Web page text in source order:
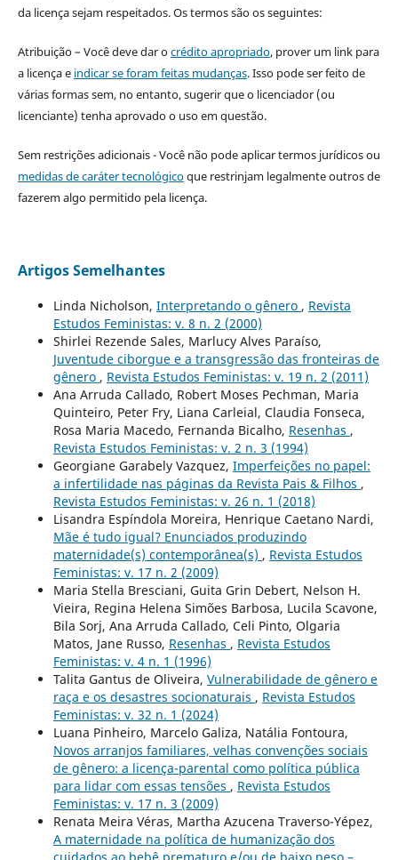
da licença sejam respeitados. Os termos são os seguintes:
Atribuição – Você deve dar ocrédito apropriado, prover um link para
a licença e indicar se foram feitas mudanças. Isso pode ser feito de
várias formas sem, no entanto, sugerir que o licenciador (ou
licenciante) tenha aprovado o uso em questão.
Sem restrições adicionais - Você não pode aplicar termos jurídicos ou
medidas de caráter tecnológicoque restrinjam legalmente outros de
fazerem algo permitido pela licença.
Artigos Semelhantes
Linda Nicholson, Interpretando o gênero , Revista
Estudos Feministas: v. 8 n. 2 (2000)
Shirlei Rezende Sales, Marlucy Alves Paraíso,
Juventude ciborgue e a transgressão das fronteiras de
gênero , Revista Estudos Feministas: v. 19 n. 2 (2011)
Ana Arruda Callado, Robert Moses Pechman, Maria
Quinteiro, Peter Fry, Liana Carleial, Claudia Fonseca,
Rosa Maria Macedo, Fernanda Bicalho, Resenhas ,
Revista Estudos Feministas: v. 2 n. 3 (1994)
Georgiane Garabely Vazquez, Imperfeições no papel:
a infertilidade nas páginas da Revista Pais & Filhos ,
Revista Estudos Feministas: v. 26 n. 1 (2018)
Lisandra Espíndola Moreira, Henrique Caetano Nardi,
Mãe é tudo igual? Enunciados produzindo
maternidade(s) contemporânea(s) , Revista Estudos
Feministas: v. 17 n. 2 (2009)
Maria Stella Bresciani, Guita Grin Debert, Nelson H.
Vieira, Regina Helena Simões Barbosa, Lucila Scavone,
Bila Sorj, Ana Arruda Callado, Celi Pinto, Olgaria
Matos, Jane Russo, Resenhas , Revista Estudos
Feministas: v. 4 n. 1 (1996)
Talita Gantus de Oliveira, Vulnerabilidade de gênero e
raça e os desastres socionaturais , Revista Estudos
Feministas: v. 32 n. 1 (2024)
Luana Pinheiro, Marcelo Galiza, Natália Fontoura,
Novos arranjos familiares, velhas convenções sociais
de gênero: a licença-parental como política pública
para lidar com essas tensões , Revista Estudos
Feministas: v. 17 n. 3 (2009)
Renata Meira Véras, Martha Azucena Traverso-Yépez,
A maternidade na política de humanização dos